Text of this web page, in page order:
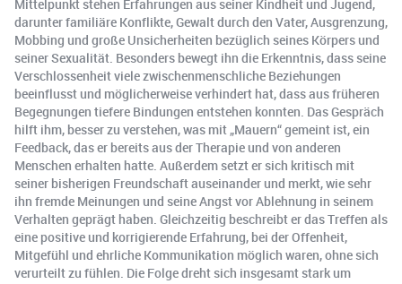
Mittelpunkt stehen Erfahrungen aus seiner Kindheit und Jugend,
darunter familiäre Konflikte, Gewalt durch den Vater, Ausgrenzung,
Mobbing und große Unsicherheiten bezüglich seines Körpers und
seiner Sexualität. Besonders bewegt ihn die Erkenntnis, dass seine
Verschlossenheit viele zwischenmenschliche Beziehungen
beeinflusst und möglicherweise verhindert hat, dass aus früheren
Begegnungen tiefere Bindungen entstehen konnten. Das Gespräch
hilft ihm, besser zu verstehen, was mit „Mauern“ gemeint ist, ein
Feedback, das er bereits aus der Therapie und von anderen
Menschen erhalten hatte. Außerdem setzt er sich kritisch mit
seiner bisherigen Freundschaft auseinander und merkt, wie sehr
ihn fremde Meinungen und seine Angst vor Ablehnung in seinem
Verhalten geprägt haben. Gleichzeitig beschreibt er das Treffen als
eine positive und korrigierende Erfahrung, bei der Offenheit,
Mitgefühl und ehrliche Kommunikation möglich waren, ohne sich
verurteilt zu fühlen. Die Folge dreht sich insgesamt stark um